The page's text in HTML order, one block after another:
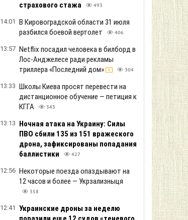
страхового стажа
493
14:01 В Кировоградской области 31 июля
разбился боевой вертолет
406
13:57 Netflix посадил человека в билборд в
Лос-Анджелесе ради рекламы
триллера «Последний дом»
304
13:33 Школы Киева просят перевести на
дистанционное обучение — петиция к
КГГА
343
13:13 Ночная атака на Украину: Силы
ПВО сбили 135 из 151 вражеского
дрона, зафиксированы попадания
баллистики
427
12:56 Некоторые поезда опаздывают на
12 часов и более — Укрзализныця
358
12:41 Украинские дроны за неделю